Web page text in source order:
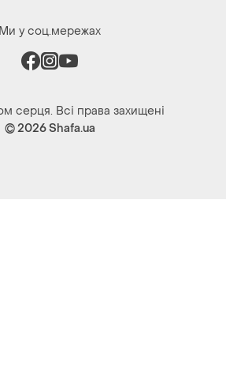
Ми у соц.мережах
серця. Всі права захищені
© 2026Shafa.ua